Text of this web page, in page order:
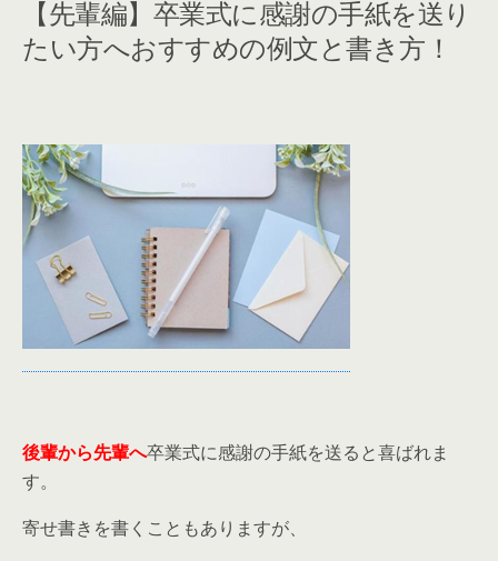
【先輩編】卒業式に感謝の手紙を送り
たい方へおすすめの例文と書き方！
後輩から先輩へ卒業式に感謝の手紙を送ると喜ばれま
す。
寄せ書きを書くこともありますが、